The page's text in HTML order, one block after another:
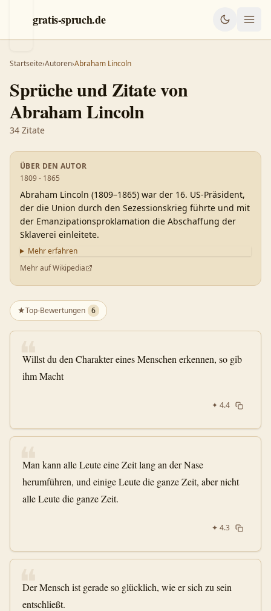
gratis-spruch.de
Startseite›Autoren›Abraham Lincoln
Sprüche und Zitate von
Abraham Lincoln
34 Zitate
ÜBER DEN AUTOR
1809 - 1865
Abraham Lincoln (1809–1865) war der 16. US-Präsident,
der die Union durch den Sezessionskrieg führte und mit
der Emanzipationsproklamation die Abschaffung der
Sklaverei einleitete.
Mehr erfahren
Mehr auf Wikipedia
★Top-Bewertungen 6
❝
Willst du den Charakter eines Menschen erkennen, so gib
ihm Macht
✦ 4.4
❝
Man kann alle Leute eine Zeit lang an der Nase
herumführen, und einige Leute die ganze Zeit, aber nicht
alle Leute die ganze Zeit.
✦ 4.3
❝
Der Mensch ist gerade so glücklich, wie er sich zu sein
entschließt.